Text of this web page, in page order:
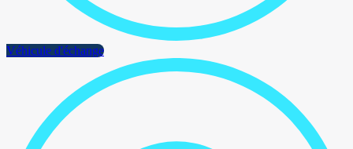
Véhicule d'échange